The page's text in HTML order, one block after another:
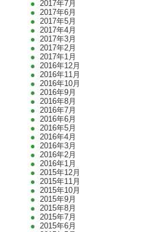
2017年7月
2017年6月
2017年5月
2017年4月
2017年3月
2017年2月
2017年1月
2016年12月
2016年11月
2016年10月
2016年9月
2016年8月
2016年7月
2016年6月
2016年5月
2016年4月
2016年3月
2016年2月
2016年1月
2015年12月
2015年11月
2015年10月
2015年9月
2015年8月
2015年7月
2015年6月